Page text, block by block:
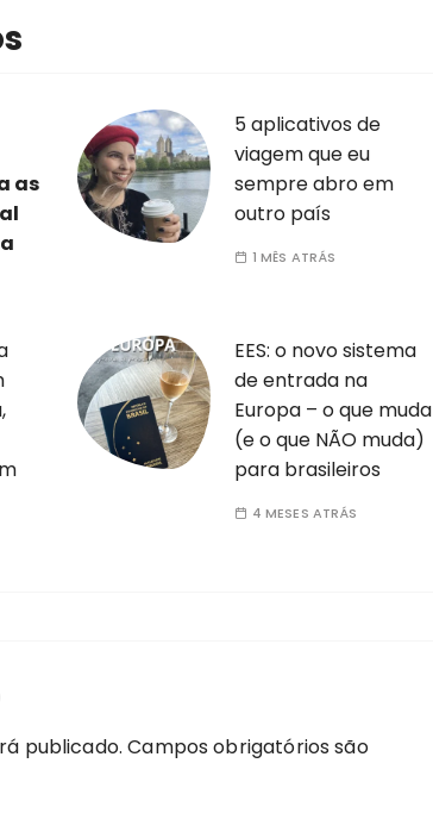
as
5 aplicativos de
viagem que eu
sempre abro em
outro país
1 MÊS ATRÁS
EES: o novo sistema
de entrada na
Europa – o que muda
(e o que NÃO muda)
para brasileiros
4 MESES ATRÁS
publicado. Campos obrigatórios são